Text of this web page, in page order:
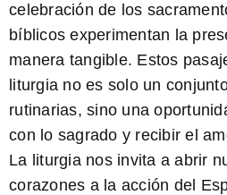
celebración de los
bíblicos experimentan la
manera tangible. Estos
liturgia no es solo un
rutinarias, sino una
con lo sagrado y recibir el
La liturgia nos invita a abrir
corazones a la acción del